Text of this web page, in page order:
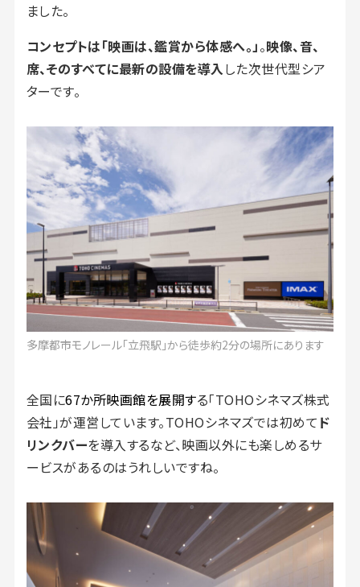
ました。
コンセプトは「映画は、鑑賞から体感へ。」。映像、音、
席、そのすべてに最新の設備を導入した次世代型シア
ターです。
多摩都市モノレール「立飛駅」から徒歩約2分の場所にあります
全国に67か所映画館を展開する「TOHOシネマズ株式
会社」が運営しています。TOHOシネマズでは初めて ド
リンクバーを導入するなど、映画以外にも楽しめるサ
ービスがあるのはうれしいですね。